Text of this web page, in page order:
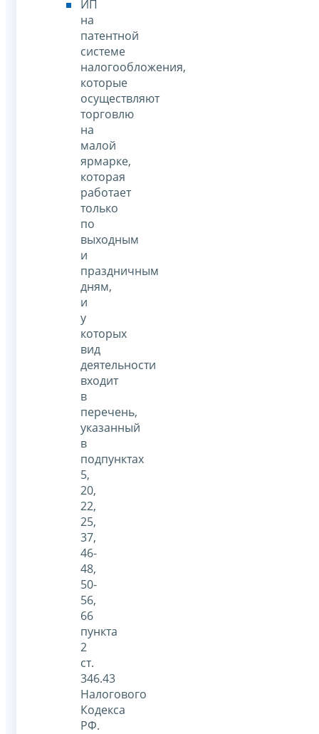
ИП
на
патентной
системе
налогообложения,
которые
осуществляют
торговлю
на
малой
ярмарке,
которая
работает
только
по
выходным
и
праздничным
дням,
и
у
которых
вид
деятельности
входит
в
перечень,
указанный
в
подпунктах
5,
20,
22,
25,
37,
46-
48,
50-
56,
66
пункта
2
ст.
346.43
Налогового
Кодекса
РФ.